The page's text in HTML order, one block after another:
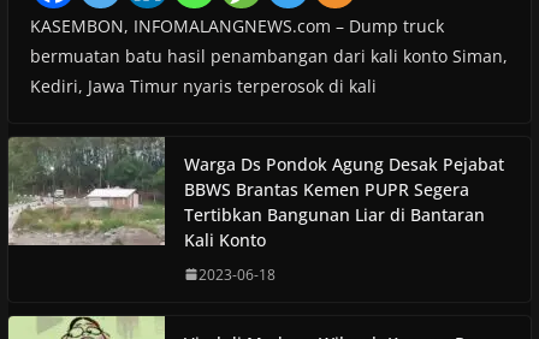
KASEMBON, INFOMALANGNEWS.com – Dump truck
bermuatan batu hasil penambangan dari kali konto Siman,
Kediri, Jawa Timur nyaris terperosok di kali
Warga Ds Pondok Agung Desak Pejabat
BBWS Brantas Kemen PUPR Segera
Tertibkan Bangunan Liar di Bantaran
Kali Konto
2023-06-18